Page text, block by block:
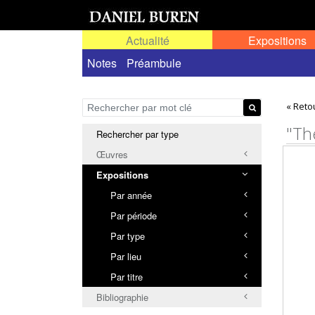
Actualité
Expositions
Toutes les expositions
Notes
Préambule
Rechercher par type
Œuvres
Expositions
Par année
Par période
Par type
Par lieu
Par titre
Bibliographie
«